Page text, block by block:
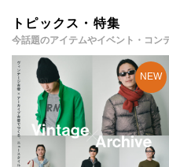
トピックス・特集
今話題のアイテムやイベント・コン